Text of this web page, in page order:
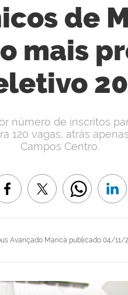
de
mais
Avançado Maricá publicado04/11/
número de inscritos
120 vagas, atrás
Campos Centro.